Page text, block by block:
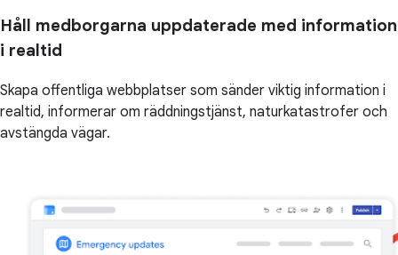
Håll medborgarna uppdaterade med information
i realtid
Skapa offentliga webbplatser som sänder viktig information i
realtid, informerar om räddningstjänst, naturkatastrofer och
avstängda vägar.